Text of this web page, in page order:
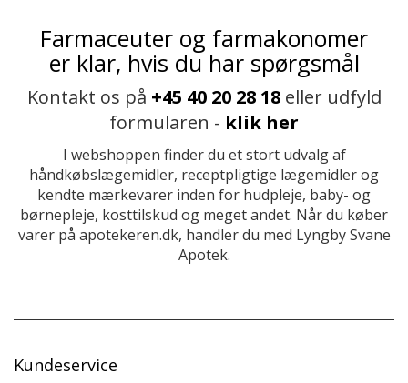
Farmaceuter og farmakonomer
er klar, hvis du har spørgsmål
Kontakt os på +45 40 20 28 18eller udfyld
formularen - klik her
I webshoppen finder du et stort udvalg af
håndkøbslægemidler, receptpligtige lægemidler og
kendte mærkevarer inden for hudpleje, baby- og
børnepleje, kosttilskud og meget andet. Når du køber
varer på apotekeren.dk, handler du med Lyngby Svane
Apotek.
Kundeservice